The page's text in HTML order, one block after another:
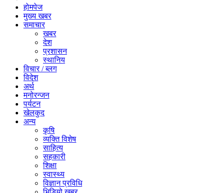
होमपेज
मुख्य खबर
समाचार
खबर
देश
प्रशासन
स्थानिय
विचार / ब्लग
विदेश
अर्थ
मनोरन्जन
पर्यटन
खेलकुद
अन्य
कृषि
व्यक्ति विशेष
साहित्य
सहकारी
शिक्षा
स्वास्थ्य
विज्ञान प्रविधि